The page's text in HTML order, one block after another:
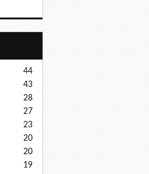
44
43
28
27
23
20
20
19